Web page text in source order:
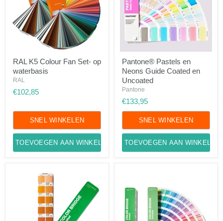
K5
Colour
Fan
op
RAL K5 Colour Fan Set- op
waterbasis
RAL
€102,85
SNEL WINKELEN
TOEVOEGEN AAN WINKELWAGEN
Pastels
en
Neons
Guide
en
Uncoated
Pantone® Pastels en
Neons Guide Coated en
Uncoated
Pantone
€133,95
SNEL WINKELEN
TOEVOEGEN AAN